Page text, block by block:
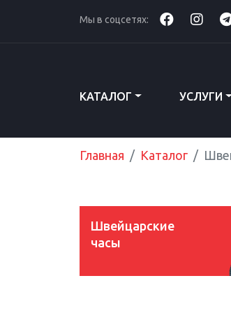
Мы в соцсетях:
КАТАЛОГ УСЛУГИ
Главная Каталог
Швейцарские
часы